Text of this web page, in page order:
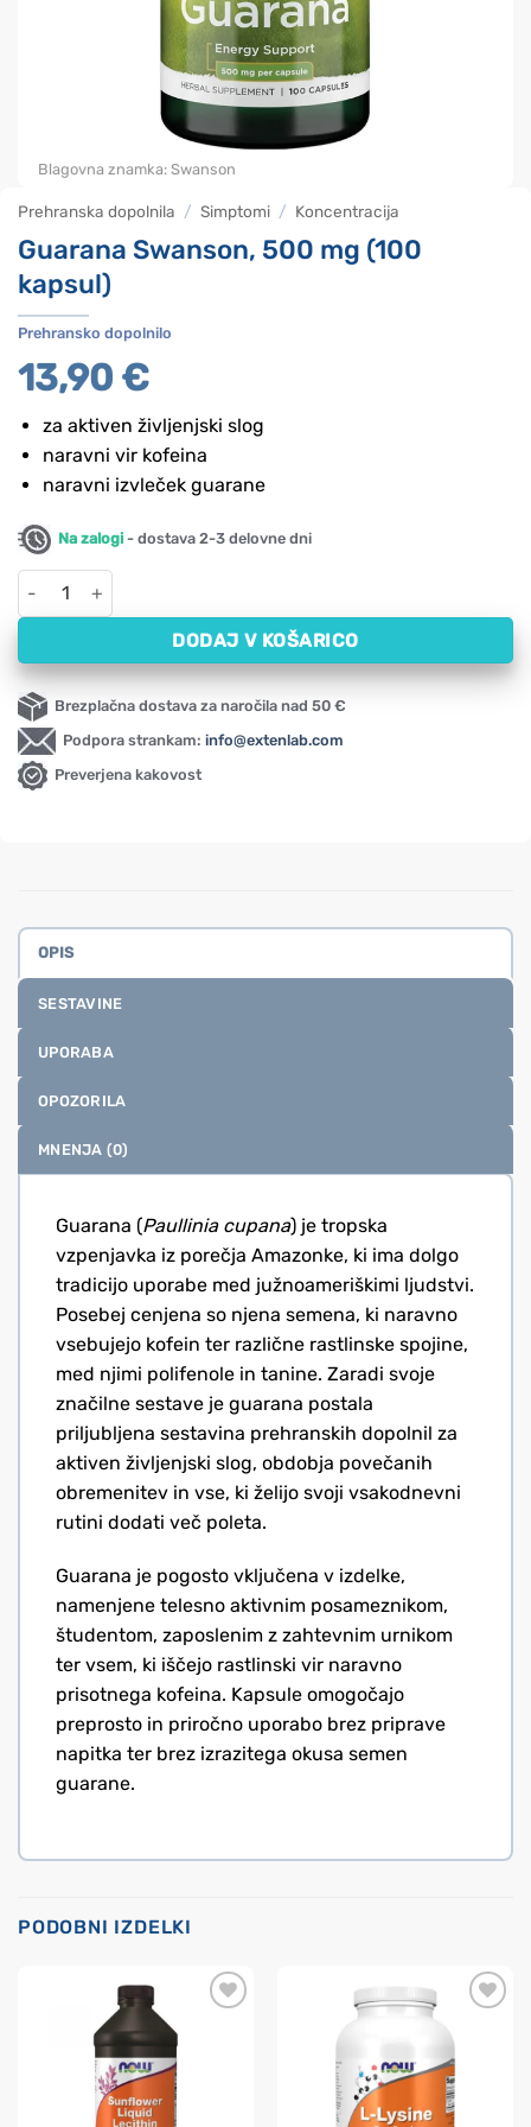
Prehranska dopolnila / Simptomi / Koncentracija
Guarana Swanson, 500 mg (100
kapsul)
Prehransko dopolnilo
13,90 €
za aktiven življenjski slog
naravni vir kofeina
naravni izvleček guarane
Na zalogi - dostava 2-3 delovne dni
Guarana Swanson, 500 mg (100 kapsul) količina
DODAJ V KOŠARICO
Brezplačna dostava za naročila nad 50 €
Podpora strankam: info@extenlab.com
Preverjena kakovost
Blagovna znamka: Swanson
OPIS
SESTAVINE
UPORABA
OPOZORILA
MNENJA (0)
Guarana (Paullinia cupana) je tropska
vzpenjavka iz porečja Amazonke, ki ima dolgo
tradicijo uporabe med južnoameriškimi ljudstvi.
Posebej cenjena so njena semena, ki naravno
vsebujejo kofein ter različne rastlinske spojine,
med njimi polifenole in tanine. Zaradi svoje
značilne sestave je guarana postala
priljubljena sestavina prehranskih dopolnil za
aktiven življenjski slog, obdobja povečanih
obremenitev in vse, ki želijo svoji vsakodnevni
rutini dodati več poleta.
Guarana je pogosto vključena v izdelke,
namenjene telesno aktivnim posameznikom,
študentom, zaposlenim z zahtevnim urnikom
ter vsem, ki iščejo rastlinski vir naravno
prisotnega kofeina. Kapsule omogočajo
preprosto in priročno uporabo brez priprave
napitka ter brez izrazitega okusa semen
guarane.
PODOBNI IZDELKI